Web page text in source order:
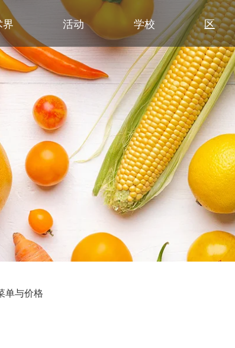
小学（K-5年级）
课程设置
小学网站链接
小学美术
沉浸式教学选项（幼儿园至五年
级）
Kindergarten at Minnetonka
读写能力计划
初中（6-8年级）
学术荣誉
课程目录
语言沉浸式教学（6-8年级）
活动
收活
初中
活动 - MME
活动 - MMW
高中活动
社团与拓展活动
联系我们
明尼通卡合唱团（在新窗口/标签页中
明尼通卡部落（在新窗口/标签页中打
明尼通卡管弦乐团（在新窗口/标签
明尼通卡剧院（在新窗口/标签页中
注册（在新窗口/标签页中打开）
学生会
学校
小学
清泉小学
迪普黑文小学
埃克塞尔西尔小学
格罗夫兰小学
明尼瓦什塔小学
风景高地小学
初中
东初中
西初中
高中
明尼通卡高中
区
中打开）
部门
预算与财务
招标与提案征集
通信
设施使用与租赁
人力资源
营养服务
居民及公开招募
安全与安保
教学
技术
测试与评估
交通
合作伙伴
后援会
案例
钻石俱乐部
家庭协作
明尼通卡校
明尼通卡基
斯基珀斯
Tonka
托恩卡之傲
单与价格